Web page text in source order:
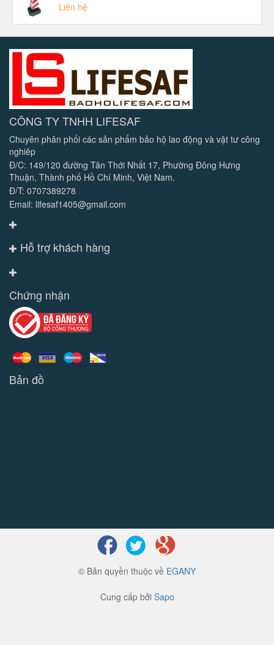
Liên hệ
CÔNG TY TNHH LIFESAF
Chuyên phân phối các sản phẩm bảo hộ lao động và vật tư công
nghiêp
Đ/C: 149/120 đường Tân Thới Nhất 17, Phường Đông Hưng
Thuận, Thành phố Hồ Chí Minh, Việt Nam.
Đ/T: 0707389278
Email: lifesaf1405@gmail.com
Hỗ trợ khách hàng
Chứng nhận
Bản đồ
© Bản quyền thuộc về EGANY
Cung cấp bởi Sapo